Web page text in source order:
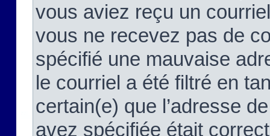
vous aviez reçu un
vous ne recevez pas de
spécifié une mauvaise
le courriel a été filtré en
certain(e) que l’adresse
avez spécifiée était